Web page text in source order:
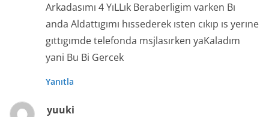
Arkadasımı 4 YıLLık Beraberligim varken Bı
anda Aldattıgımı hıssederek ısten cıkıp ıs yerıne
gıttıgımde telefonda msjlasırken yaKaladım
yani Bu Bi Gercek
Yanıtla
yuuki